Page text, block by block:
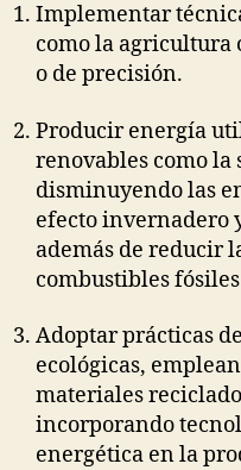
Implementar
como la agricultura
o de precisión.
Producir energía
renovables como la
disminuyendo las
efecto invernadero
además de reducir
combustibles
Adoptar prácticas
ecológicas,
materiales
incorporando
energética en la